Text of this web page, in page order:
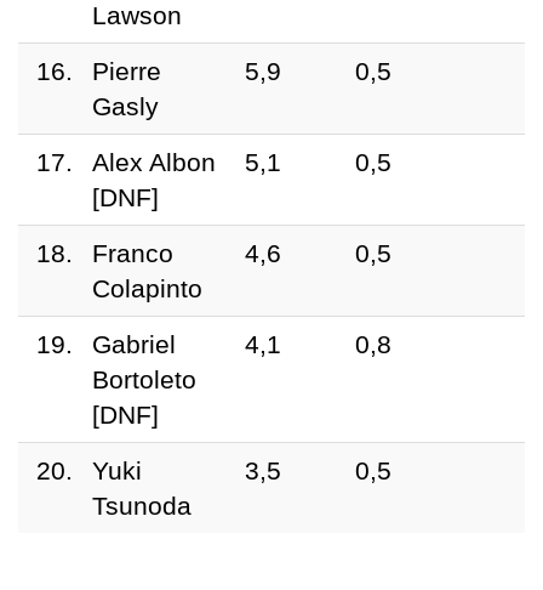
Lawson
16.
Pierre
Gasly
5,9 0,5
17.
Alex Albon
[DNF]
5,1 0,5
18.
Franco
Colapinto
4,6 0,5
19.
Gabriel
Bortoleto
[DNF]
4,1 0,8
20.
Yuki
Tsunoda
3,5 0,5